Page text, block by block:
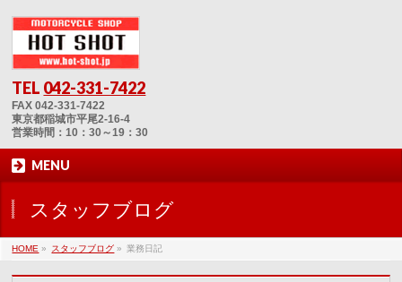
TEL 042-331-7422
FAX 042-331-7422
東京都稲城市平尾2-16-4
営業時間：10：30～19：30
MENU
スタッフブログ
HOME » スタッフブログ » 業務日記